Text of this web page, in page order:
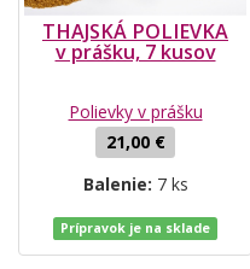
THAJSKÁ POLIEVKA
v prášku, 7 kusov
Polievky v prášku
21,00 €
Balenie: 7 ks
Prípravok je na sklade